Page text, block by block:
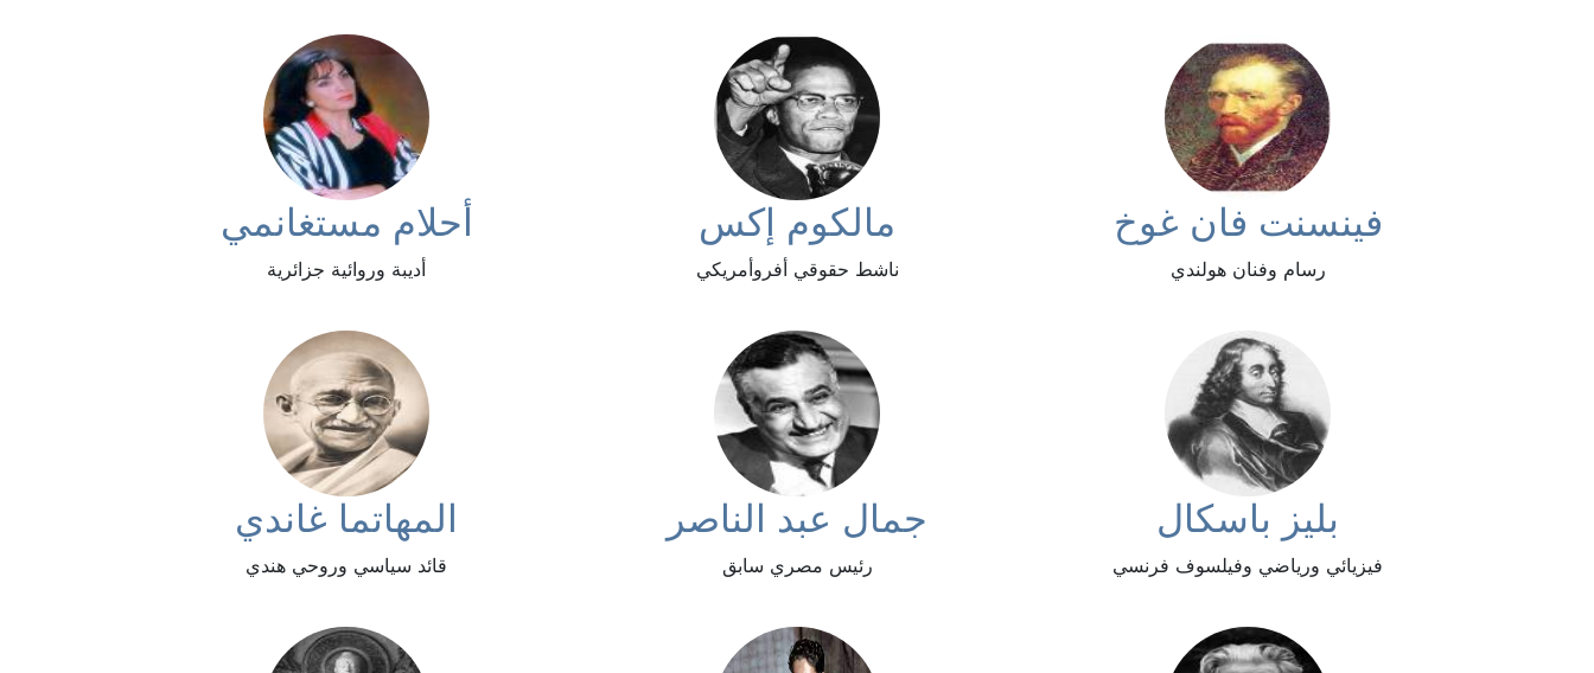
فينسنت فان غوخ
رسام وفنان هولندي
مالكوم إكس
ناشط حقوقي أفروأمريكي
أحلام مستغانمي
أديبة وروائية جزائرية
بليز باسكال
فيزيائي ورياضي وفيلسوف فرنسي
جمال عبد الناصر
رئيس مصري سابق
المهاتما غاندي
قائد سياسي وروحي هندي